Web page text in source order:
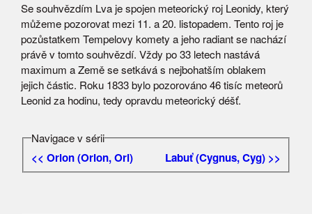
Se souhvězdím Lva je spojen meteorický roj Leonidy, který
můžeme pozorovat mezi 11. a 20. listopadem. Tento roj je
pozůstatkem Tempelovy komety a jeho radiant se nachází
právě v tomto souhvězdí. Vždy po 33 letech nastává
maximum a Země se setkává s nejbohatším oblakem
jejich částic. Roku 1833 bylo pozorováno 46 tisíc meteorů
Leonid za hodinu, tedy opravdu meteorický déšť.
Navigace v sérii
<< Orion (Orion, Ori) Labuť (Cygnus, Cyg) >>